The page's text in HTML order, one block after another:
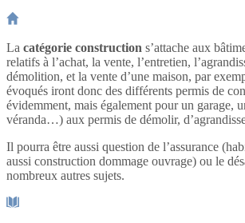
La catégorie construction s’attache aux
relatifs à l’achat, la vente, l’entretien,
démolition, et la vente d’une maison, par
évoqués iront donc des différents permis de
évidemment, mais également pour un garage,
véranda…) aux permis de démolir,
Il pourra être aussi question de l’assurance
aussi construction dommage ouvrage) ou le
nombreux autres sujets.